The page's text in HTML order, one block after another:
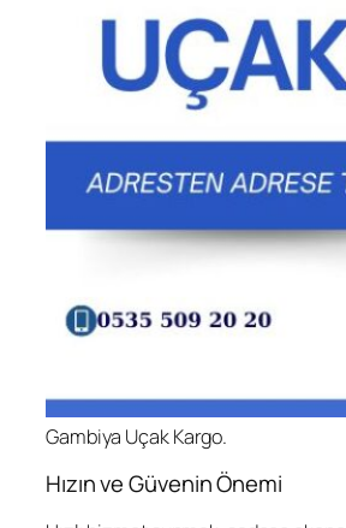
Gambiya Uçak Kargo.
Hızın ve Güvenin Önemi